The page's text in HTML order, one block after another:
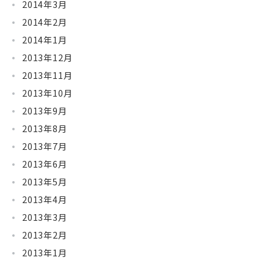
2014年3月
2014年2月
2014年1月
2013年12月
2013年11月
2013年10月
2013年9月
2013年8月
2013年7月
2013年6月
2013年5月
2013年4月
2013年3月
2013年2月
2013年1月